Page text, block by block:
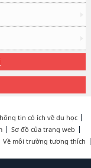
tin có ích về du học
Sơ đồ của trang web
Về môi trường tương thích